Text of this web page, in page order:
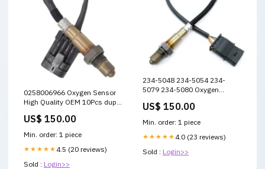
0258006966 Oxygen Sensor
High Quality OEM 10Pcs dup-
US$ 150.00
Min. order: 1 piece
★★★★★ 4.5 (20 reviews)
Sold : Login>>
234-5048 234-5054 234-
5079 234-5080 Oxygen
10Pcs VVT Solenoid Valve
US$ 150.00
Min. order: 1 piece
★★★★★ 4.0 (23 reviews)
Sold : Login>>